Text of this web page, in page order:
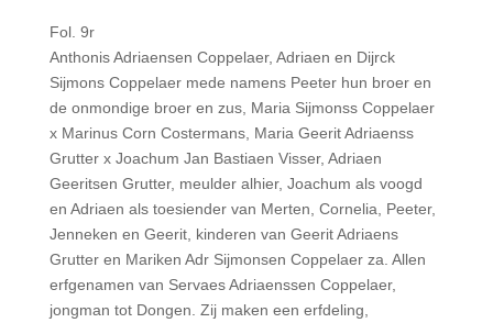
Fol. 9r
Anthonis Adriaensen Coppelaer, Adriaen en Dijrck
Sijmons Coppelaer mede namens Peeter hun broer en
de onmondige broer en zus, Maria Sijmonss Coppelaer
x Marinus Corn Costermans, Maria Geerit Adriaenss
Grutter x Joachum Jan Bastiaen Visser, Adriaen
Geeritsen Grutter, meulder alhier, Joachum als voogd
en Adriaen als toesiender van Merten, Cornelia, Peeter,
Jenneken en Geerit, kinderen van Geerit Adriaens
Grutter en Mariken Adr Sijmonsen Coppelaer za. Allen
erfgenamen van Servaes Adriaenssen Coppelaer,
jongman tot Dongen. Zij maken een erfdeling,